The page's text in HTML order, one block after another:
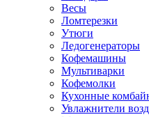
Весы
Ломтерезки
Утюги
Ледогенераторы
Кофемашины
Мультиварки
Кофемолки
Кухонные
Увлажнители